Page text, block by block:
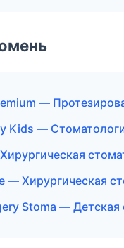
—
Kids —
— Хирургическая
Stoma — Детская